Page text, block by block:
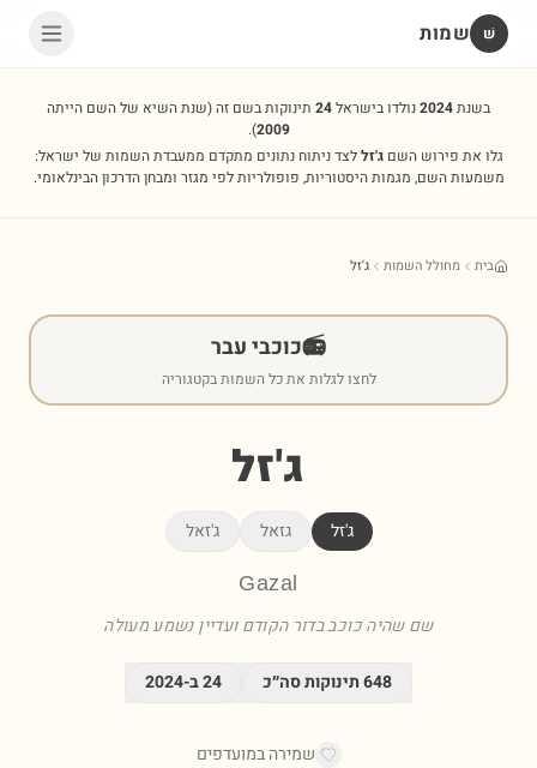
שׁ שמות
בשנת2024נולדו בישראל24 תינוקות בשם זה(שנת השיא של השם הייתה
2009
).
גלו את פירוש השםג'זללצד ניתוח נתונים מתקדם ממעבדת השמות של ישראל:
משמעות השם, מגמות היסטוריות, פופולריות לפי מגזר ומבחן הדרכון הבינלאומי.
בית מחולל השמות ג'זל
📻כוכבי עבר
לחצו לגלות את כל השמות בקטגוריה
ג'זל
ג'זל גזאל ג'זאל
Gazal
שם שהיה כוכב בדור הקודם ועדיין נשמע מעולה
648תינוקות סה״כ 24ב-2024
שמירה במועדפים